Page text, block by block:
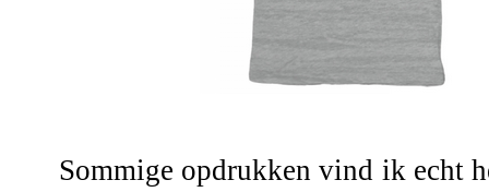
Sommige opdrukken vind ik echt